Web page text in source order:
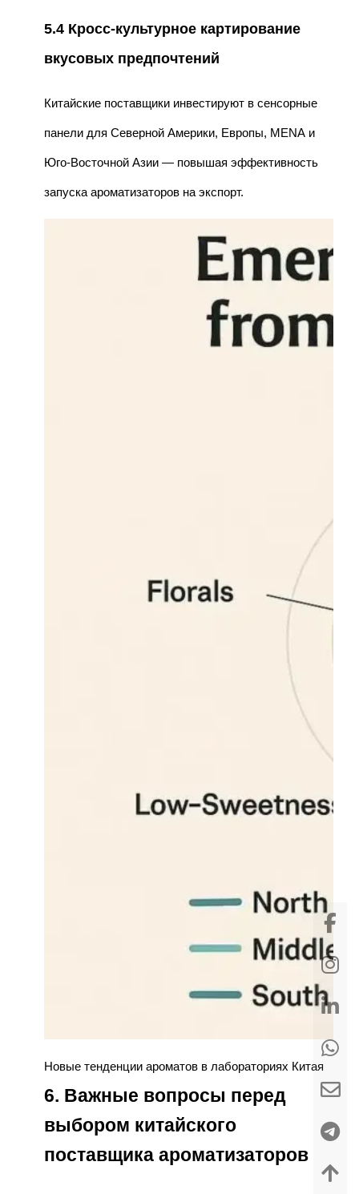
5.4 Кросс-культурное картирование
вкусовых предпочтений
Китайские поставщики инвестируют в сенсорные
панели для Северной Америки, Европы, MENA и
Юго-Восточной Азии — повышая эффективность
запуска ароматизаторов на экспорт.
Новые тенденции ароматов в лабораториях Китая
6. Важные вопросы перед
выбором китайского
поставщика ароматизаторов